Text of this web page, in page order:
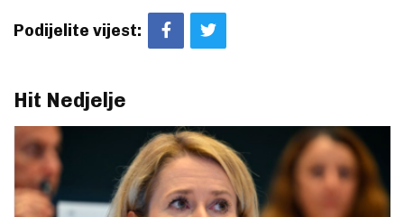
Podijelite vijest:
Hit Nedjelje